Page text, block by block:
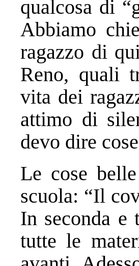
qualcosa di
Abbiamo
ragazzo di
Reno, quali
vita dei
attimo di
devo dire
Le cose
scuola: “Il
In seconda e
tutte le